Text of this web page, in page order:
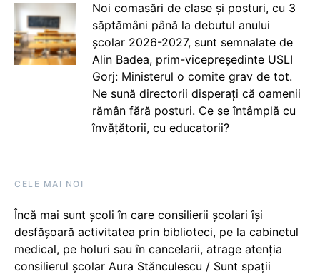
Noi comasări de clase și posturi, cu 3
săptămâni până la debutul anului
școlar 2026-2027, sunt semnalate de
Alin Badea, prim-vicepreședinte USLI
Gorj: Ministerul o comite grav de tot.
Ne sună directorii disperați că oamenii
rămân fără posturi. Ce se întâmplă cu
învățătorii, cu educatorii?
CELE MAI NOI
Încă mai sunt școli în care consilierii școlari își
desfășoară activitatea prin biblioteci, pe la cabinetul
medical, pe holuri sau în cancelarii, atrage atenția
consilierul școlar Aura Stănculescu / Sunt spații